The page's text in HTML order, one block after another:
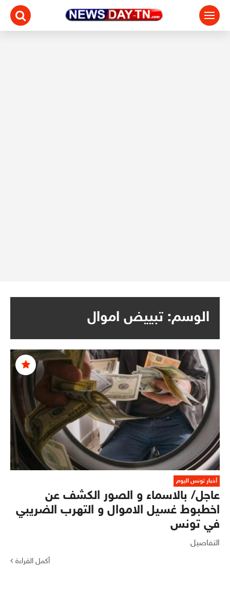
الوسم: تبييض اموال
أخبار تونس اليوم
عاجل/ بالاسماء و الصور الكشف عن
اخطبوط غسيل الاموال و التهرب الضريبي
في تونس
التفاصيل
أكمل القراءة